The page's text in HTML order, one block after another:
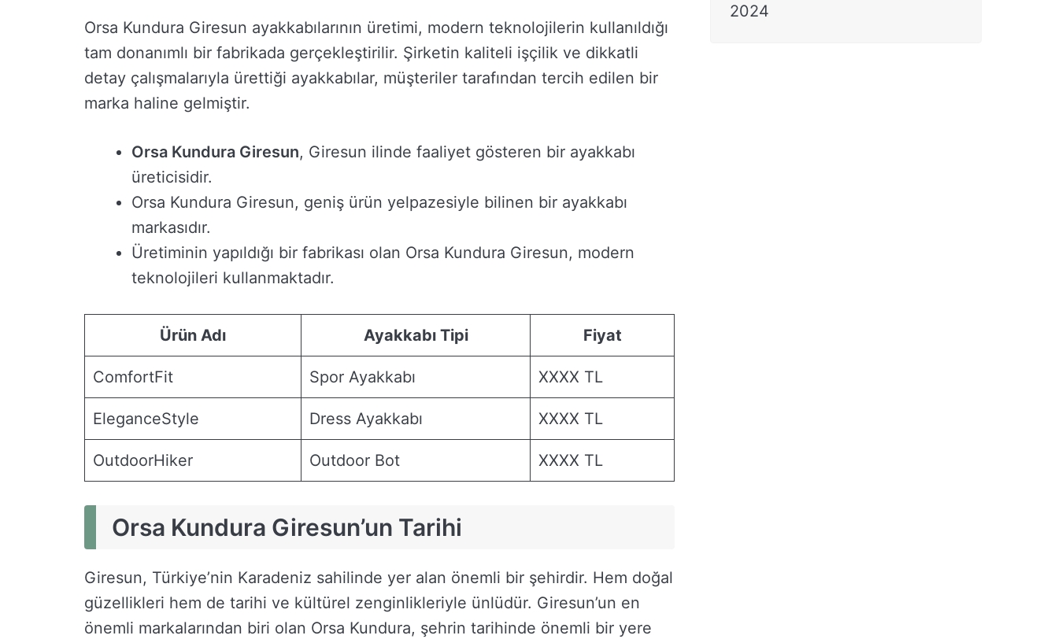
Orsa Kundura Giresun ayakkabılarının üretimi, modern teknolojilerin kullanıldığı
tam donanımlı bir fabrikada gerçekleştirilir. Şirketin kaliteli işçilik ve dikkatli
detay çalışmalarıyla ürettiği ayakkabılar, müşteriler tarafından tercih edilen bir
marka haline gelmiştir.
Orsa Kundura Giresun, Giresun ilinde faaliyet gösteren bir ayakkabı
üreticisidir.
Orsa Kundura Giresun, geniş ürün yelpazesiyle bilinen bir ayakkabı
markasıdır.
Üretiminin yapıldığı bir fabrikası olan Orsa Kundura Giresun, modern
teknolojileri kullanmaktadır.
Ürün Adı Ayakkabı Tipi Fiyat
ComfortFit Spor Ayakkabı XXXX TL
EleganceStyle Dress Ayakkabı XXXX TL
OutdoorHiker Outdoor Bot XXXX TL
Orsa Kundura Giresun’un Tarihi
Giresun, Türkiye’nin Karadeniz sahilinde yer alan önemli bir şehirdir. Hem doğal
güzellikleri hem de tarihi ve kültürel zenginlikleriyle ünlüdür. Giresun’un en
önemli markalarından biri olan Orsa Kundura, şehrin tarihinde önemli bir yere
2024